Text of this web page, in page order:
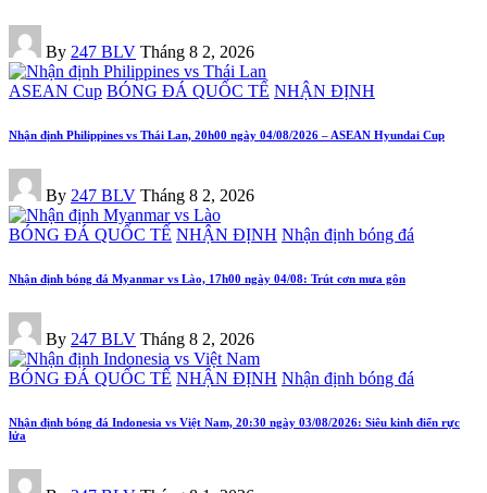
Posted
by
By 247 BLV Tháng 8 2, 2026
Posted
ASEAN Cup BÓNG ĐÁ QUỐC TẾ NHẬN ĐỊNH
Nhận định Philippines vs Thái Lan, 20h00 ngày 04/08/2026 – ASEAN Hyundai Cup
Posted
by
By 247 BLV Tháng 8 2, 2026
Posted
BÓNG ĐÁ QUỐC TẾ NHẬN ĐỊNH Nhận định bóng đá
Nhận định bóng đá Myanmar vs Lào, 17h00 ngày 04/08: Trút cơn mưa gôn
Posted
by
By 247 BLV Tháng 8 2, 2026
Posted
BÓNG ĐÁ QUỐC TẾ NHẬN ĐỊNH Nhận định bóng đá
Nhận định bóng đá Indonesia vs Việt Nam, 20:30 ngày 03/08/2026: Siêu kinh điển rực
lửa
Posted